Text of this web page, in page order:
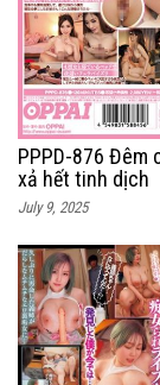
PPPD-876 Đêm
xả hết tinh dịch
July 9, 2025